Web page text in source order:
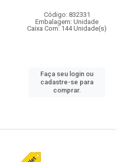
Código: 832331
Embalagem: Unidade
Caixa Com: 144 Unidade(s)
Faça seu login ou
cadastre-se para
comprar.